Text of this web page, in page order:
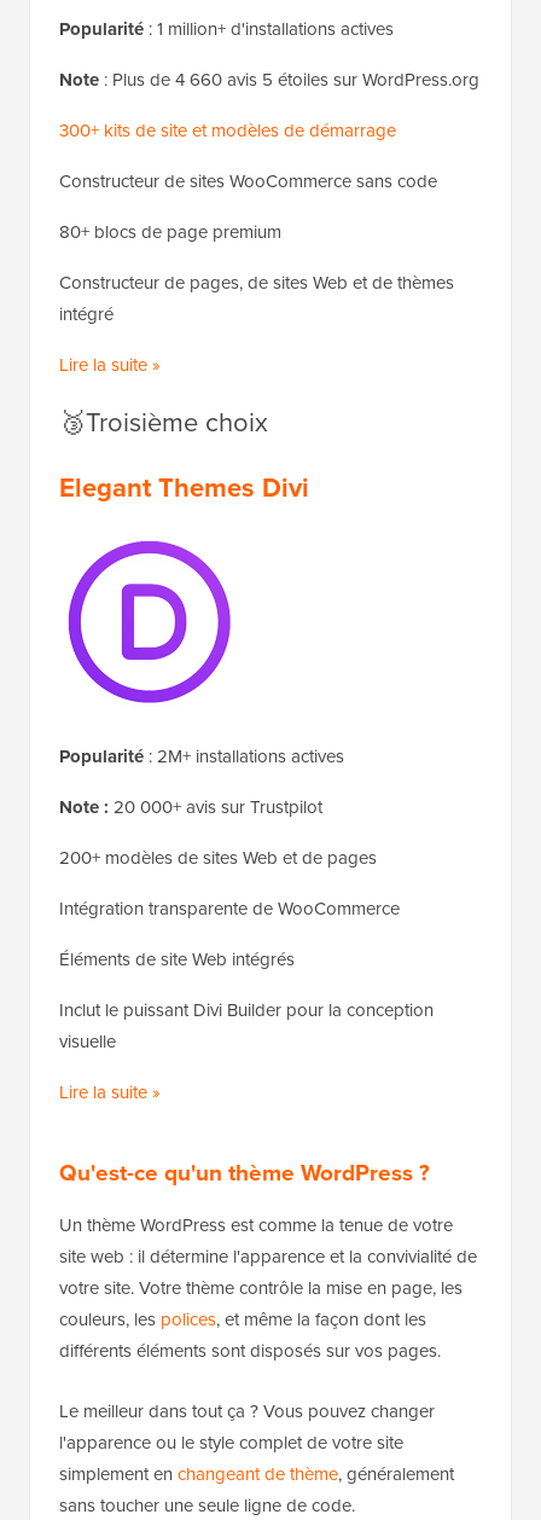
Popularité : 1 million+ d'installations actives
Note : Plus de 4 660 avis 5 étoiles sur WordPress.org
300+ kits de site et modèles de démarrage
Constructeur de sites WooCommerce sans code
80+ blocs de page premium
Constructeur de pages, de sites Web et de thèmes
intégré
Lire la suite »
🥉Troisième choix
Elegant Themes Divi
Popularité : 2M+ installations actives
Note : 20 000+ avis sur Trustpilot
200+ modèles de sites Web et de pages
Intégration transparente de WooCommerce
Éléments de site Web intégrés
Inclut le puissant Divi Builder pour la conception
visuelle
Lire la suite »
Qu'est-ce qu'un thème WordPress ?
Un thème WordPress est comme la tenue de votre
site web : il détermine l'apparence et la convivialité de
votre site. Votre thème contrôle la mise en page, les
couleurs, les polices, et même la façon dont les
différents éléments sont disposés sur vos pages.
Le meilleur dans tout ça ? Vous pouvez changer
l'apparence ou le style complet de votre site
simplement en changeant de thème, généralement
sans toucher une seule ligne de code.